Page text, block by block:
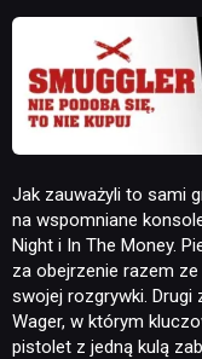
Jak zauważyli to sami
na wspomniane
Night i In The Money.
za obejrzenie razem
swojej rozgrywki. Drugi
Wager, w którym
pistolet z jedną kulą